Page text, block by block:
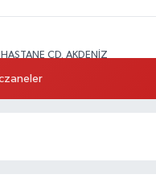
CD. AKDENİZ